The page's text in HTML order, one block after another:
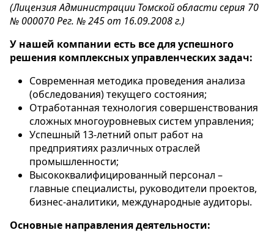
(Лицензия Администрации Томской области серия 70
№ 000070 Рег. № 245 от 16.09.2008 г.)
У нашей компании есть все для успешного
решения комплексных управленческих задач:
Современная методика проведения анализа
(обследования) текущего состояния;
Отработанная технология совершенствования
сложных многоуровневых систем управления;
Успешный 13-летний опыт работ на
предприятиях различных отраслей
промышленности;
Высококвалифицированный персонал –
главные специалисты, руководители проектов,
бизнес-аналитики, международные аудиторы.
Основные направления деятельности: